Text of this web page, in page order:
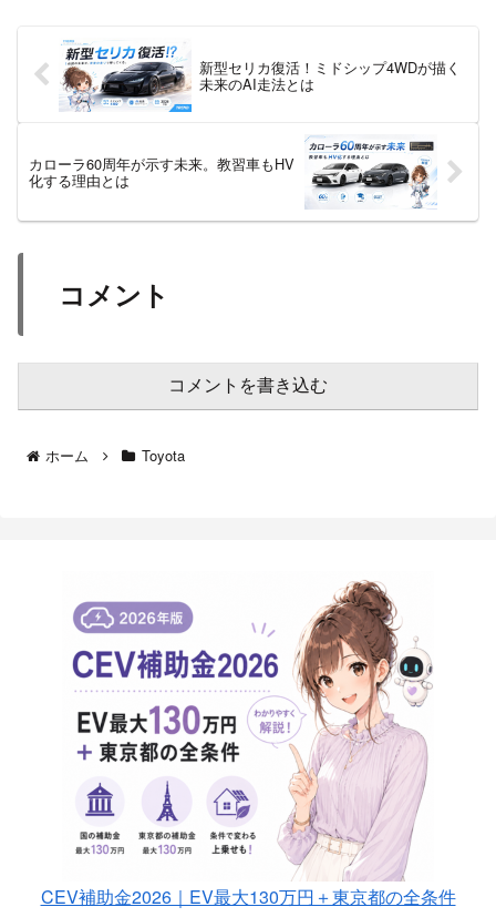
新型セリカ復活！ミドシップ4WDが描く
未来のAI走法とは
カローラ60周年が示す未来。教習車もHV
化する理由とは
コメント
コメントを書き込む
ホーム Toyota
CEV補助金2026｜EV最大130万円＋東京都の全条件